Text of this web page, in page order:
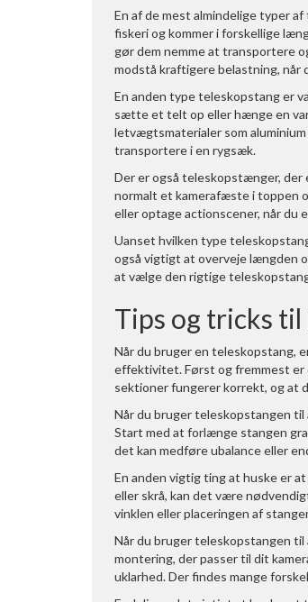
En af de mest almindelige typer
fiskeri og kommer i forskellige
gør dem nemme at transportere
modstå kraftigere belastning, når
En anden type teleskopstang er
sætte et telt op eller hænge en
letvægtsmaterialer som
transportere i en rygsæk.
Der er også teleskopstænger,
normalt et kamerafæste i toppen
eller optage actionscener, når du
Uanset hvilken type
også vigtigt at overveje længden
at vælge den rigtige
Tips og tricks
Når du bruger en teleskopstang,
effektivitet. Først og fremmest er
sektioner fungerer korrekt, og at
Når du bruger teleskopstangen
Start med at forlænge stangen
det kan medføre ubalance eller
En anden vigtig ting at huske er
eller skrå, kan det være
vinklen eller placeringen af
Når du bruger teleskopstangen
montering, der passer til dit
uklarhed. Der findes mange